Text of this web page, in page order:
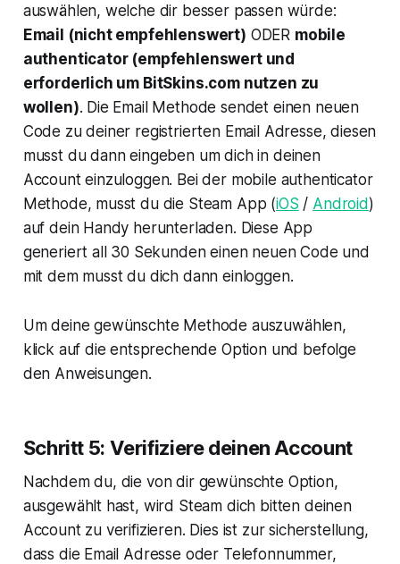
auswählen, welche dir besser passen würde:
Email (nicht empfehlenswert) ODER mobile
authenticator (empfehlenswert und
erforderlich um BitSkins.com nutzen zu
wollen). Die Email Methode sendet einen neuen
Code zu deiner registrierten Email Adresse, diesen
musst du dann eingeben um dich in deinen
Account einzuloggen. Bei der mobile authenticator
Methode, musst du die Steam App (iOS / Android)
auf dein Handy herunterladen. Diese App
generiert all 30 Sekunden einen neuen Code und
mit dem musst du dich dann einloggen.
Um deine gewünschte Methode auszuwählen,
klick auf die entsprechende Option und befolge
den Anweisungen.
Schritt 5: Verifiziere deinen Account
Nachdem du, die von dir gewünschte Option,
ausgewählt hast, wird Steam dich bitten deinen
Account zu verifizieren. Dies ist zur sicherstellung,
dass die Email Adresse oder Telefonnummer,